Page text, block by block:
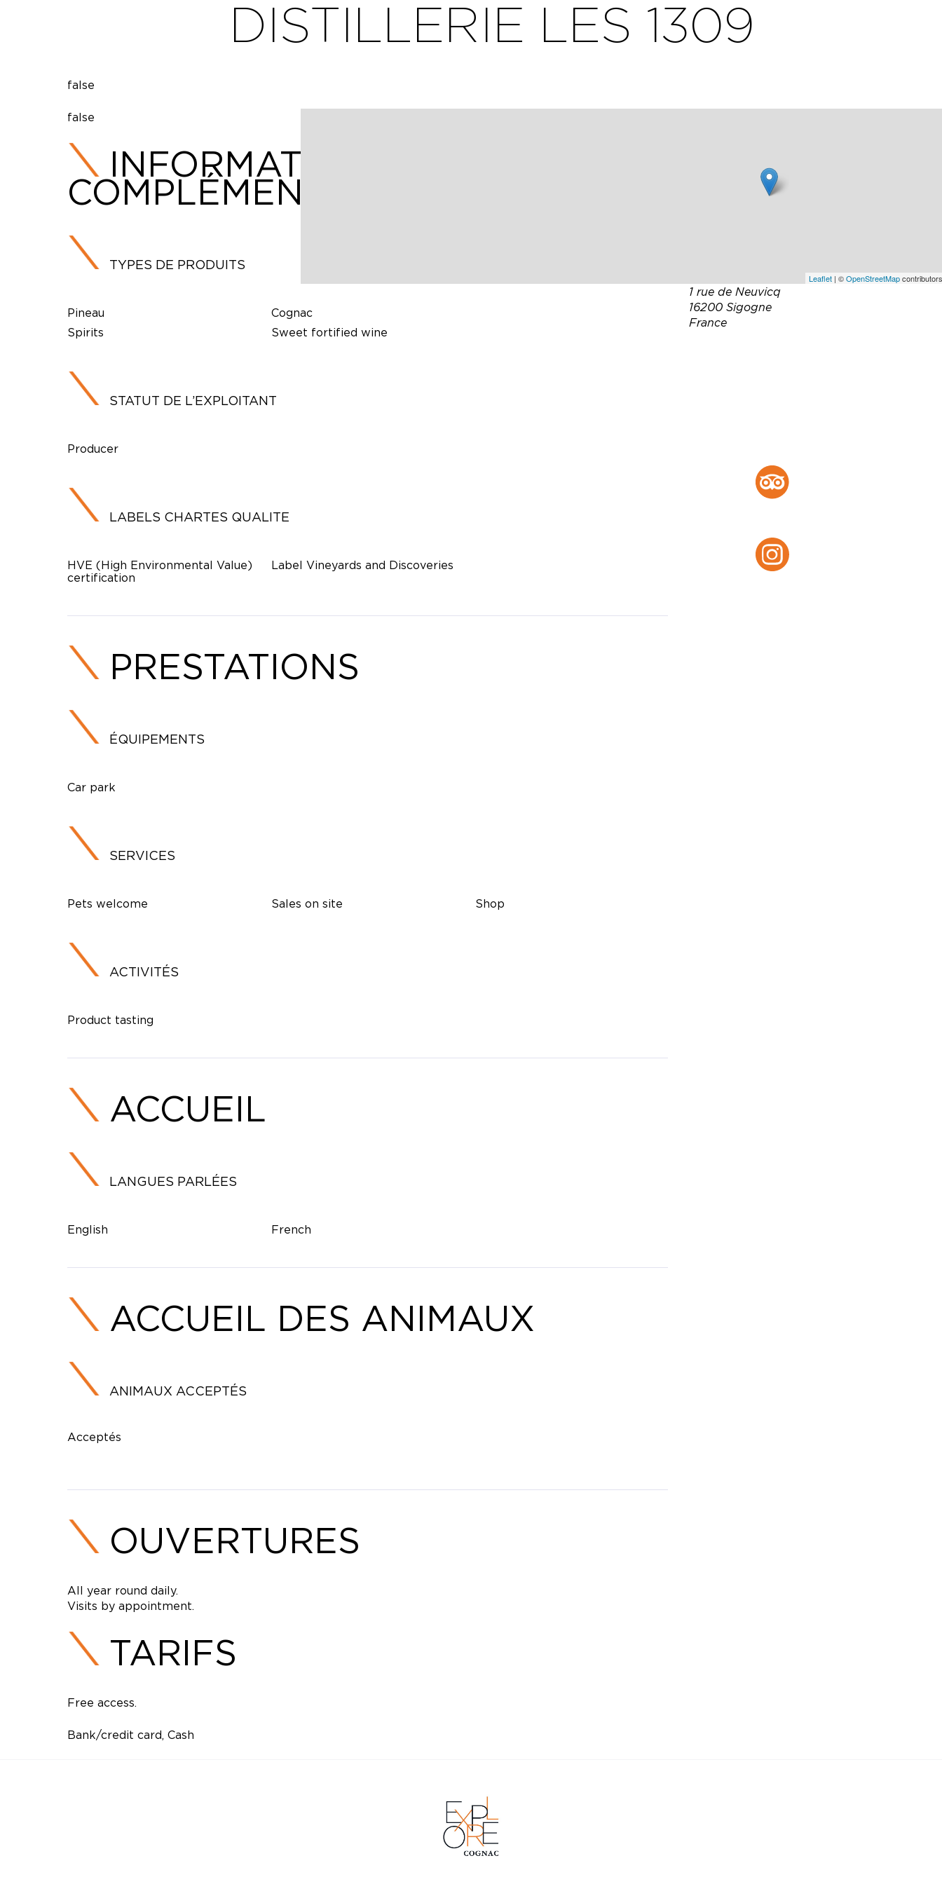
DISTILLERIE LES 1309
false
false
INFORMATIONS
COMPLÉMENTAIRES
TYPES DE PRODUITS
Pineau
Spirits
Cognac
Sweet fortified wine
STATUT DE L’EXPLOITANT
Producer
LABELS CHARTES QUALITE
HVE (High Environmental Value)
certification
Label Vineyards and Discoveries
PRESTATIONS
ÉQUIPEMENTS
Car park
SERVICES
Pets welcome Sales on site Shop
ACTIVITÉS
Product tasting
ACCUEIL
LANGUES PARLÉES
English French
ACCUEIL DES ANIMAUX
ANIMAUX ACCEPTÉS
Acceptés
OUVERTURES
All year round daily.
Visits by appointment.
TARIFS
Free access.
Bank/credit card, Cash
Leaflet| ©OpenStreetMap
1 rue de Neuvicq
16200 Sigogne
France